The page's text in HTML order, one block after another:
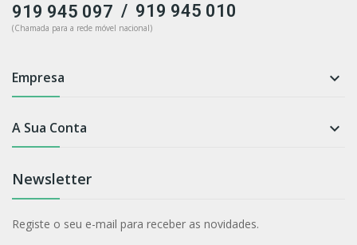
919 945 097 / 919 945 010
(Chamada para a rede móvel nacional)
Empresa 
A Sua Conta 
Newsletter
Registe o seu e-mail para receber as novidades.